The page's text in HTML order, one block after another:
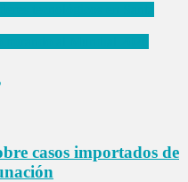
casos importados de